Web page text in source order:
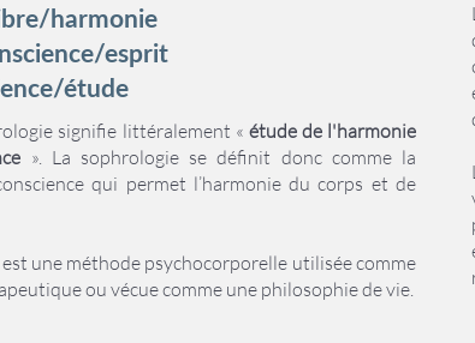
signifie littéralement « étude de l'harmonie
». La sophrologie se définit donc comme la
qui permet l’harmonie du corps et de
une méthode psychocorporelle utilisée comme
ou vécue comme une philosophie de vie.
harmonie
esprit
étude